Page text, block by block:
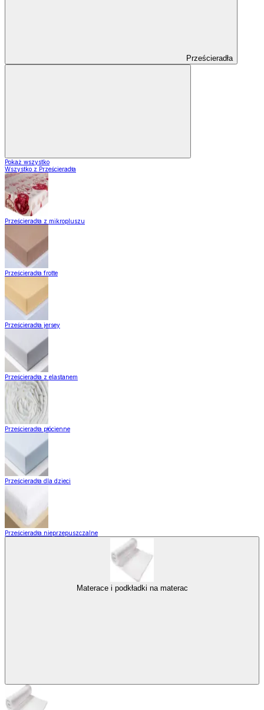
Prześcieradła
Pokaż wszystko
Wszystko z Prześcieradła
Prześcieradła z mikropluszu
Prześcieradła frotte
Prześcieradła jersey
Prześcieradła z elastanem
Prześcieradła płócienne
Prześcieradła dla dzieci
Prześcieradła nieprzepuszczalne
Materace i podkładki na materac